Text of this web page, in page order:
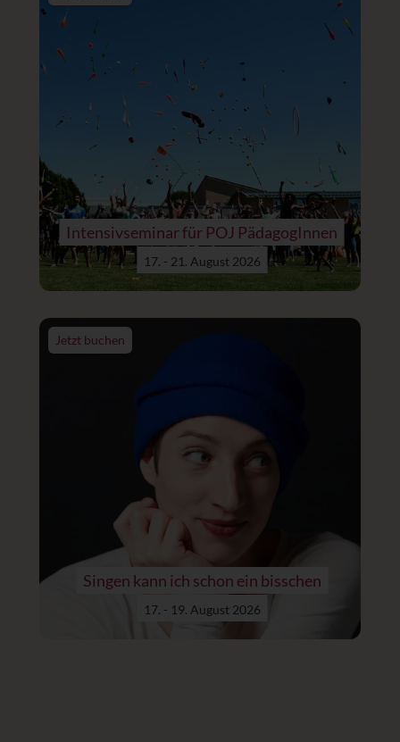
Intensivseminar für POJ PädagogInnen
17. - 21. August 2026
Jetzt buchen
Singen kann ich schon ein bisschen
17. - 19. August 2026